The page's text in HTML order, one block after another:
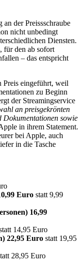
der Preissschraube
nicht unbedingt
Diensten.
für den ab sofort
– das entspricht
eingeführt, weil
zu Beginn
der Streamingservice
an preisgekrönten
Dokumentationen sowie
in ihrem Statement.
bei Apple, auch
in die Tasche
Euro statt 9,99
16,99
14,95 Euro
22,95 Euro statt 19,95
28,95 Euro